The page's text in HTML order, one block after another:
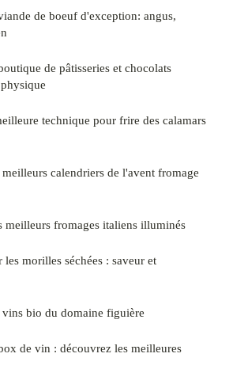
de boeuf d'exception: angus,
de pâtisseries et chocolats
technique pour frire des calamars
calendriers de l'avent fromage
meilleurs fromages italiens illuminés
les morilles séchées : saveur et
bio du domaine figuière
de vin : découvrez les meilleures